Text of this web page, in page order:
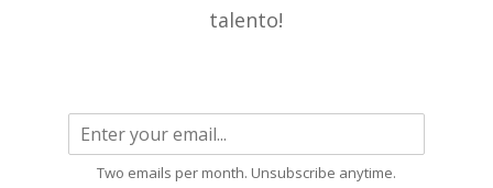
talento!
Two emails per month. Unsubscribe anytime.